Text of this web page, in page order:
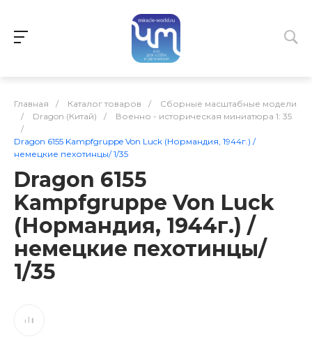
Главная / Каталог товаров /
Сборные масштабные модели
/
Dragon (Китай) /
Военно - историческая миниатюра 1: 35
/
Dragon 6155 Kampfgruppe Von Luck (Нормандия, 1944г.) /
немецкие пехотинцы/ 1/35
Dragon 6155
Kampfgruppe Von Luck
(Нормандия, 1944г.) /
немецкие пехотинцы/
1/35